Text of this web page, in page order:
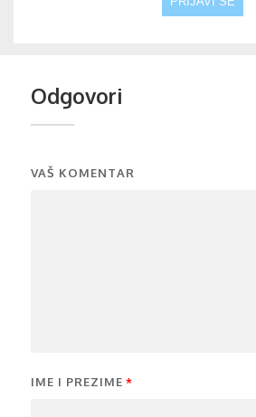
Odgovori
VAŠ KOMENTAR
IME I PREZIME *